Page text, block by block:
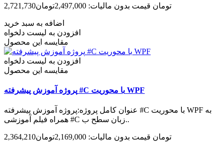
2,721,730تومان قیمت بدون مالیات: 2,497,000تومان
اضافه به سبد خرید
افزودن به لیست دلخواه
مقایسه این محصول
افزودن به لیست دلخواه
مقایسه این محصول
پروژه آموزش پیشرفته #C با محوریت WPF
عنوان کامل پروژه:پروژه آموزش پیشرفته #C با محوریت WPF به
همراه فیلم آموزشی #C زبان سطح ب..
2,364,210تومان قیمت بدون مالیات: 2,169,000تومان